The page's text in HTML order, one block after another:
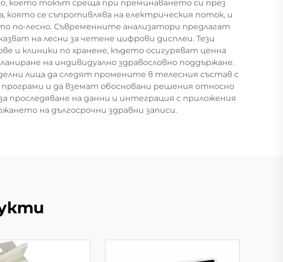
което токът среща при преминаването си през
която се съпротивлява на електрическия поток, и
по-лесно. Съвременните анализатори предлагат
на лесни за четене цифрови дисплеи. Тези
и клиники по хранене, където осигуряват ценна
на индивидуално здравословно поддържане.
лица да следят промените в телесния състав с
и да вземат обосновани решения относно
проследяване на данни и интеграция с приложения
на дългосрочни здравни записи.